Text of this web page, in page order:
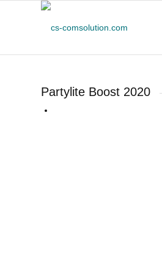
Partylite Boost 2020